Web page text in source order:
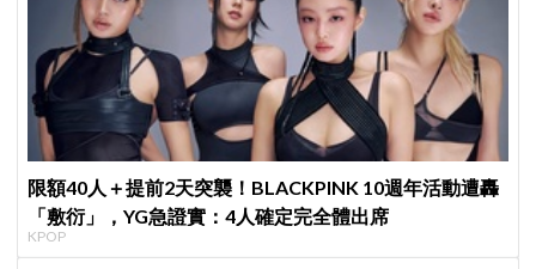
限額40人＋提前2天突襲！BLACKPINK 10週年活動遭轟
「敷衍」，YG急證實：4人確定完全體出席
KPOP